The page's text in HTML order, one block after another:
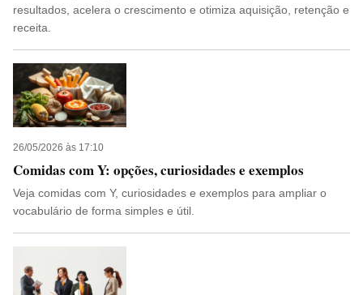
resultados, acelera o crescimento e otimiza aquisição, retenção e
receita.
26/05/2026 às 17:10
Comidas com Y: opções, curiosidades e exemplos
Veja comidas com Y, curiosidades e exemplos para ampliar o
vocabulário de forma simples e útil.